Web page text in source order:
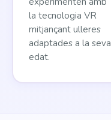
la tecnologia VR
mitjançant ulleres
adaptades a la seva
edat.